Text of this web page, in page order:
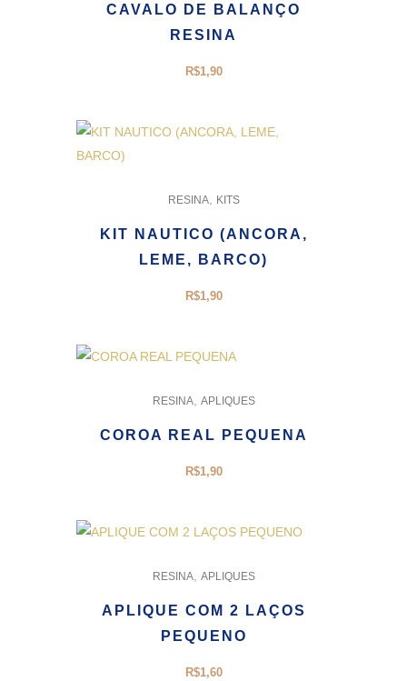
CAVALO DE BALANÇO
RESINA
R$1,90
RESINA, KITS
KIT NAUTICO (ANCORA,
LEME, BARCO)
R$1,90
RESINA, APLIQUES
COROA REAL PEQUENA
R$1,90
RESINA, APLIQUES
APLIQUE COM 2 LAÇOS
PEQUENO
R$1,60